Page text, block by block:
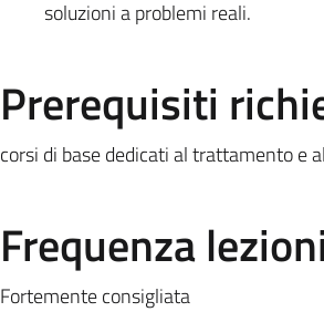
soluzioni a problemi reali.
Prerequisiti
corsi di base dedicati al trattamento e
Frequenza lezioni
Fortemente consigliata